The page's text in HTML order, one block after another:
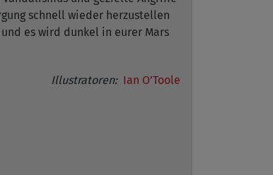
schnell wieder herzustellen
es wird dunkel in eurer Mars
Illustratoren: Ian O’Toole